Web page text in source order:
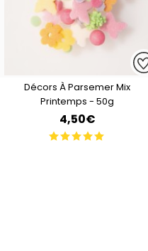
Décors À Parsemer Mix
Printemps - 50g
4,50€